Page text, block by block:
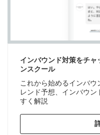
インバウンド対策をチャ
ンスクール
これから始めるインバウ
レンド予想、インバウ
すく解説